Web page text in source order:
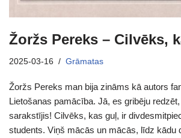
Žoržs Pereks – Cilvēks,
2025-03-16 Grāmatas
Žoržs Pereks man bija zināms kā autors
Lietošanas pamācība. Jā, es gribēju
sarakstījis! Cilvēks, kas guļ, ir
students. Viņš mācās un mācās, līdz kādu